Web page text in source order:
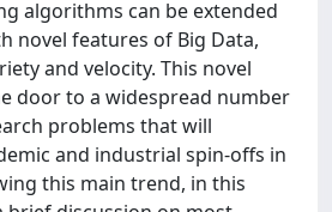
algorithms can be extended
novel features of Big Data,
and velocity. This novel
door to a widespread number
problems that will
and industrial spin-offs in
this main trend, in this